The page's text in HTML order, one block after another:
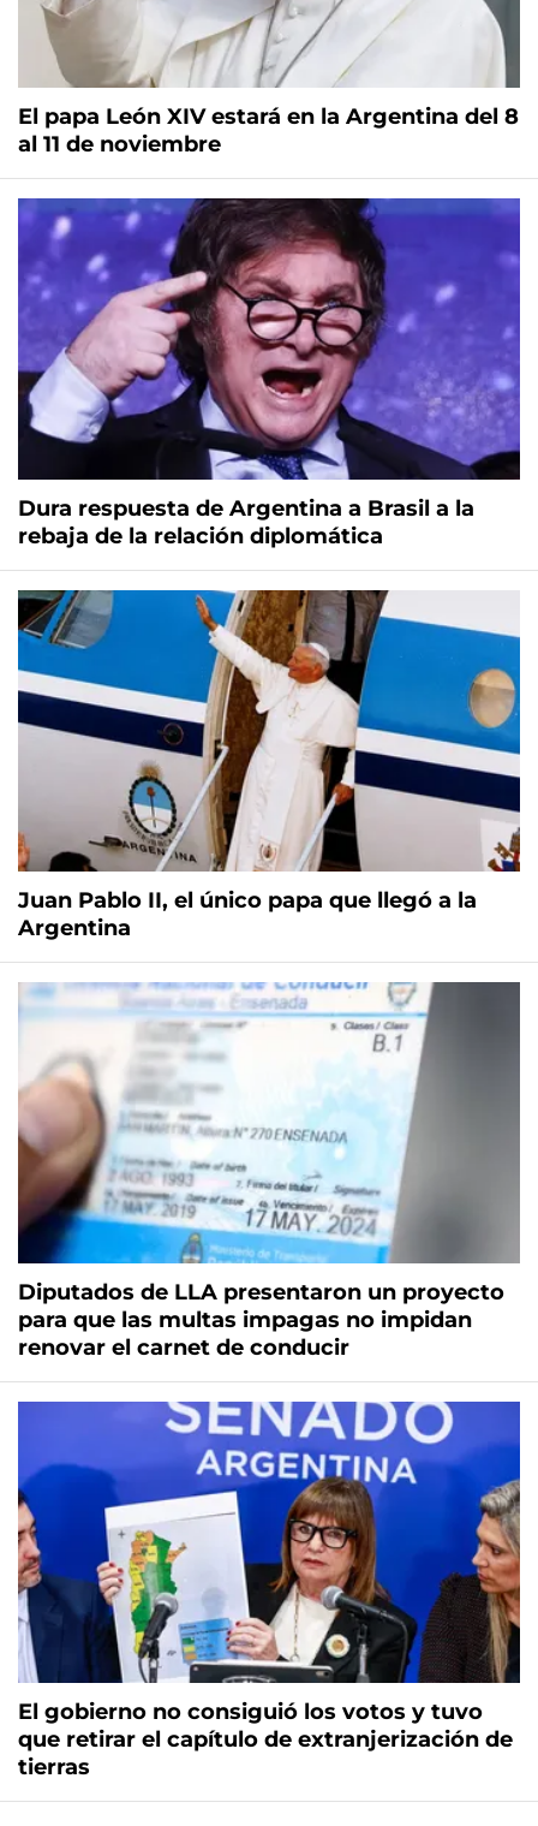
El papa León XIV estará en la Argentina del 8
al 11 de noviembre
Dura respuesta de Argentina a Brasil a la
rebaja de la relación diplomática
Juan Pablo II, el único papa que llegó a la
Argentina
Diputados de LLA presentaron un proyecto
para que las multas impagas no impidan
renovar el carnet de conducir
El gobierno no consiguió los votos y tuvo
que retirar el capítulo de extranjerización de
tierras